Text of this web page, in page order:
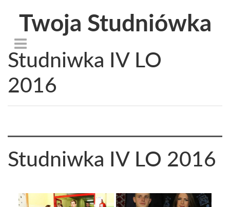
Twoja Studniówka
Studniwka IV LO
2016
Studniwka IV LO 2016